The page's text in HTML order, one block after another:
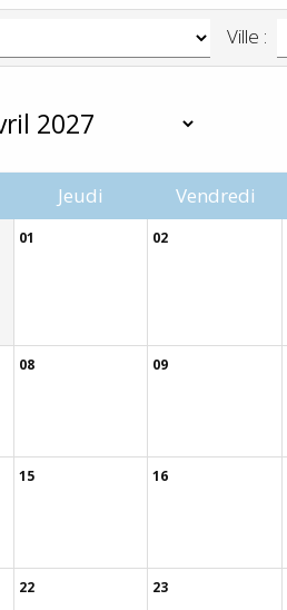
Ville :
Jeudi Vendredi
01 02
08 09
15 16
22 23